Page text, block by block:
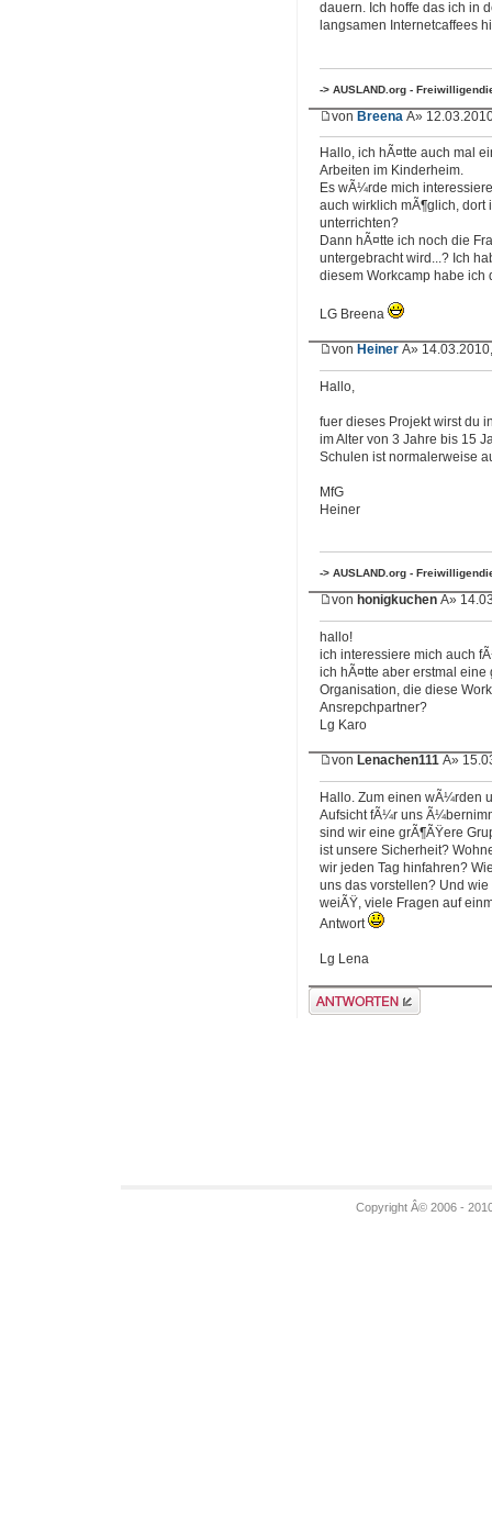
dauern. Ich hoffe das ich in
langsamen Internetcaffees
-> AUSLAND.org -
von Breena Â»
Hallo, ich hÃ¤tte auch mal
Arbeiten im Kinderheim.
Es wÃ¼rde mich
auch wirklich mÃ¶glich, dort
unterrichten?
Dann hÃ¤tte ich noch die
untergebracht wird...? Ich
diesem Workcamp habe ich
LG Breena
von Heiner Â»
Hallo,
fuer dieses Projekt wirst du
im Alter von 3 Jahre bis 15
Schulen ist normalerweise
MfG
Heiner
-> AUSLAND.org -
von honigkuchen Â»
hallo!
ich interessiere mich auch
ich hÃ¤tte aber erstmal
Organisation, die diese
Ansrepchpartner?
Lg Karo
von Lenachen111 Â»
Hallo. Zum einen wÃ¼rden
Aufsicht fÃ¼r uns
sind wir eine grÃ¶ÃŸere
ist unsere Sicherheit?
wir jeden Tag hinfahren?
uns das vorstellen? Und
weiÃŸ, viele Fragen auf
Antwort
Lg Lena
Antwort erstellen
Copyright Â© 2006 -